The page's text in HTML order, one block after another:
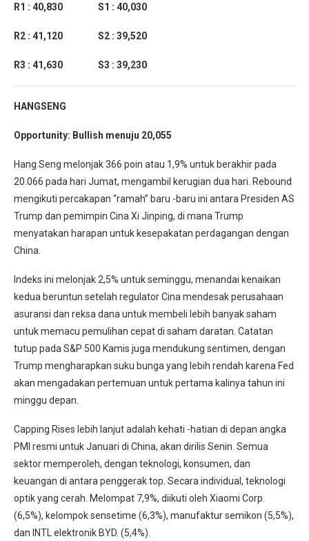
R1 : 40,830 S1 : 40,030
R2 : 41,120 S2 : 39,520
R3 : 41,630 S3 : 39,230
HANGSENG
Opportunity: Bullish menuju 20,055
Hang Seng melonjak 366 poin atau 1,9% untuk berakhir pada
20.066 pada hari Jumat, mengambil kerugian dua hari. Rebound
mengikuti percakapan “ramah” baru -baru ini antara Presiden AS
Trump dan pemimpin Cina Xi Jinping, di mana Trump
menyatakan harapan untuk kesepakatan perdagangan dengan
China.
Indeks ini melonjak 2,5% untuk seminggu, menandai kenaikan
kedua beruntun setelah regulator Cina mendesak perusahaan
asuransi dan reksa dana untuk membeli lebih banyak saham
untuk memacu pemulihan cepat di saham daratan. Catatan
tutup pada S&P 500 Kamis juga mendukung sentimen, dengan
Trump mengharapkan suku bunga yang lebih rendah karena Fed
akan mengadakan pertemuan untuk pertama kalinya tahun ini
minggu depan.
Capping Rises lebih lanjut adalah kehati -hatian di depan angka
PMI resmi untuk Januari di China, akan dirilis Senin. Semua
sektor memperoleh, dengan teknologi, konsumen, dan
keuangan di antara penggerak top. Secara individual, teknologi
optik yang cerah. Melompat 7,9%, diikuti oleh Xiaomi Corp.
(6,5%), kelompok sensetime (6,3%), manufaktur semikon (5,5%),
dan INTL elektronik BYD. (5,4%).